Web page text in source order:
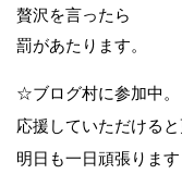
贅沢を言ったら
罰があたります。
☆ブログ村に参加中。
応援していただける
明日も一日頑張ります